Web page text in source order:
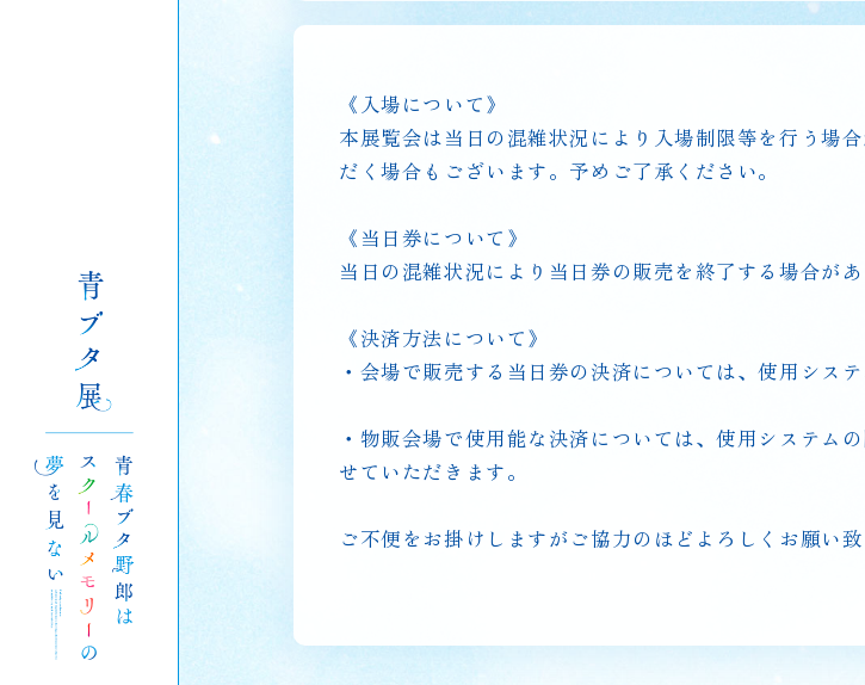
TOP
NEWS
《入場について》
本展覧会は当日の混雑状況により入場制限等を行う場
だく場合もございます。予めご了承ください。
《当日券について》
当日の混雑状況により当日券の販売を終了する場合があ
《決済方法について》
・会場で販売する当日券の決済については、使用シス
・物販会場で使用能な決済については、使用システム
せていただきます。
ご不便をお掛けしますがご協力のほどよろしくお願い致